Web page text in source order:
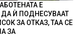
Е
Ѝ ПОДНЕСУВААТ
ЗА ОТКАЗ, ТАА СЕ
ЗА